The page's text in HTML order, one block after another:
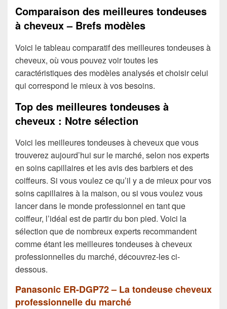
Comparaison des meilleures tondeuses
à cheveux – Brefs modèles
Voici le tableau comparatif des meilleures tondeuses à
cheveux, où vous pouvez voir toutes les
caractéristiques des modèles analysés et choisir celui
qui correspond le mieux à vos besoins.
Top des meilleures tondeuses à
cheveux : Notre sélection
Voici les meilleures tondeuses à cheveux que vous
trouverez aujourd’hui sur le marché, selon nos experts
en soins capillaires et les avis des barbiers et des
coiffeurs. Si vous voulez ce qu’il y a de mieux pour vos
soins capillaires à la maison, ou si vous voulez vous
lancer dans le monde professionnel en tant que
coiffeur, l’idéal est de partir du bon pied. Voici la
sélection que de nombreux experts recommandent
comme étant les meilleures tondeuses à cheveux
professionnelles du marché, découvrez-les ci-
dessous.
Panasonic ER-DGP72 – La tondeuse cheveux
professionnelle du marché